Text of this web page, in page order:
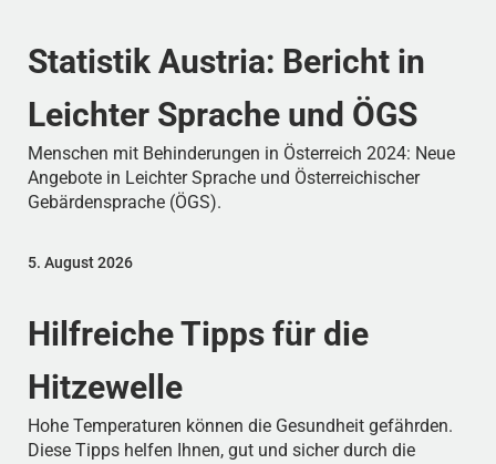
Statistik Austria: Bericht in
Leichter Sprache und ÖGS
Menschen mit Behinderungen in Österreich 2024: Neue
Angebote in Leichter Sprache und Österreichischer
Gebärdensprache (ÖGS).
Hilfreiche Tipps für die
Hitzewelle
5. August 2026
Hohe Temperaturen können die Gesundheit gefährden.
Diese Tipps helfen Ihnen, gut und sicher durch die